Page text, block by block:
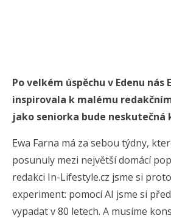
Po velkém úspěchu v Edenu nás
inspirovala k malému
jako seniorka bude neskutečná
Ewa Farna má za sebou týdny,
posunuly mezi největší domácí
redakci In-Lifestyle.cz jsme si
experiment: pomocí AI jsme si
vypadat v 80 letech. A musíme